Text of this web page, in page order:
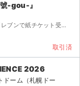
-gou-』
[詳細] 番代 月 日 時以降 発券番号にて セブンイレブンで紙チケット受け取り こちらの...
取引済
2026
ーム（札幌ドー